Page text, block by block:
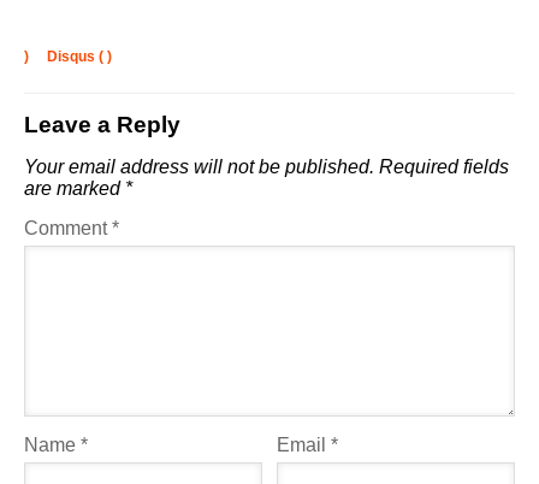
) Disqus ( )
Leave a Reply
Your email address will not be published. Required fields
are marked *
Comment*
Name * Email*